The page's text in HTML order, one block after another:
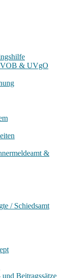
VOB & UVgO
&
/ Schiedsamt
Beitragssätze